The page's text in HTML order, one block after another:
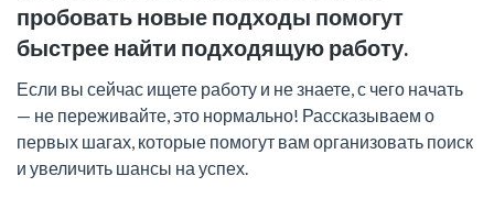
пробовать новые подходы помогут
быстрее найти подходящую работу.
Если вы сейчас ищете работу и не знаете, с чего начать
— не переживайте, это нормально! Рассказываем о
первых шагах, которые помогут вам организовать поиск
и увеличить шансы на успех.